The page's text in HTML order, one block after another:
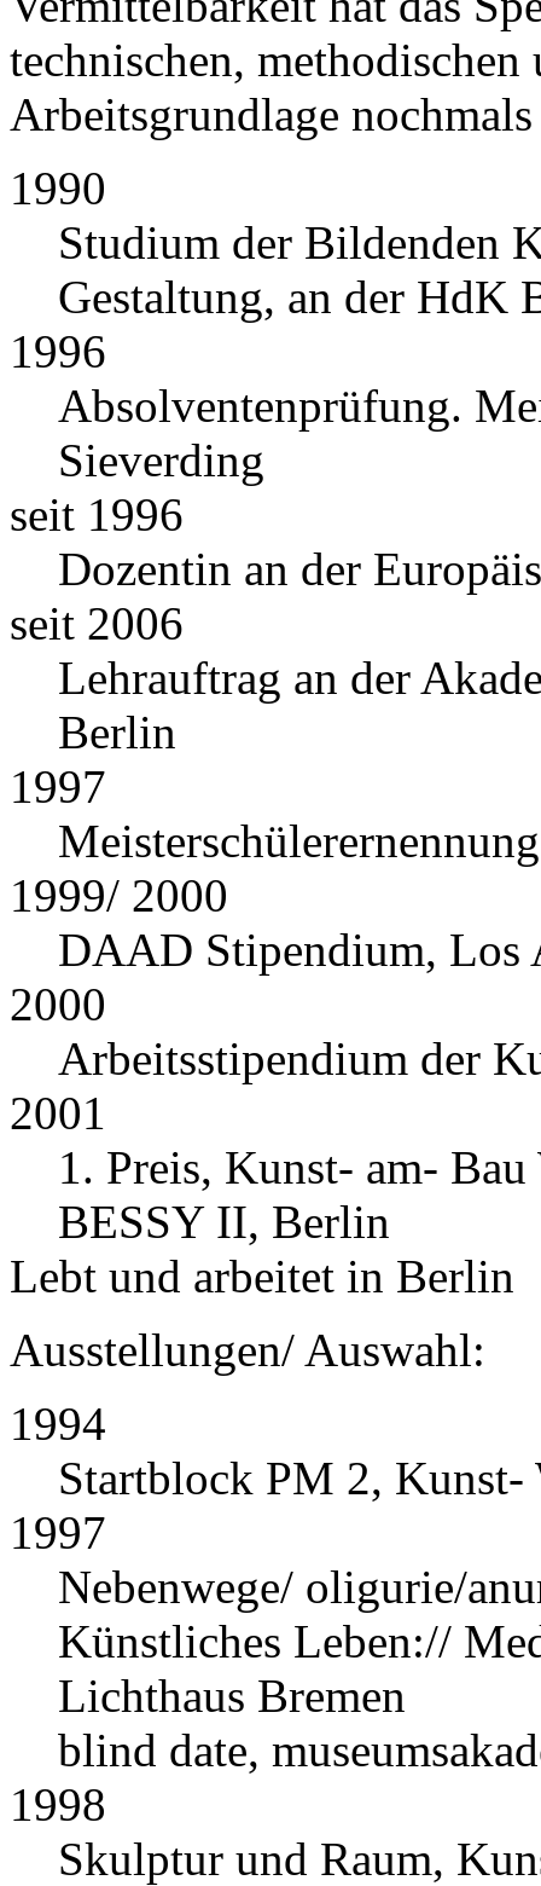
technischen,
Arbeitsgrundlage
1990
Studium der Bildenden
Gestaltung, an der HdK
1996
Absolventenprüfung.
Sieverding
seit 1996
Dozentin an der
seit 2006
Lehrauftrag an der
Berlin
1997
Meisterschülerernennung
1999/ 2000
DAAD Stipendium, Los
2000
Arbeitsstipendium der
2001
1. Preis, Kunst- am-
BESSY II, Berlin
Lebt und arbeitet in Berlin
Ausstellungen/ Auswahl:
1994
Startblock PM 2, Kunst-
1997
Nebenwege/ oligurie/
Künstliches Leben://
Lichthaus Bremen
blind date,
1998
Skulptur und Raum,